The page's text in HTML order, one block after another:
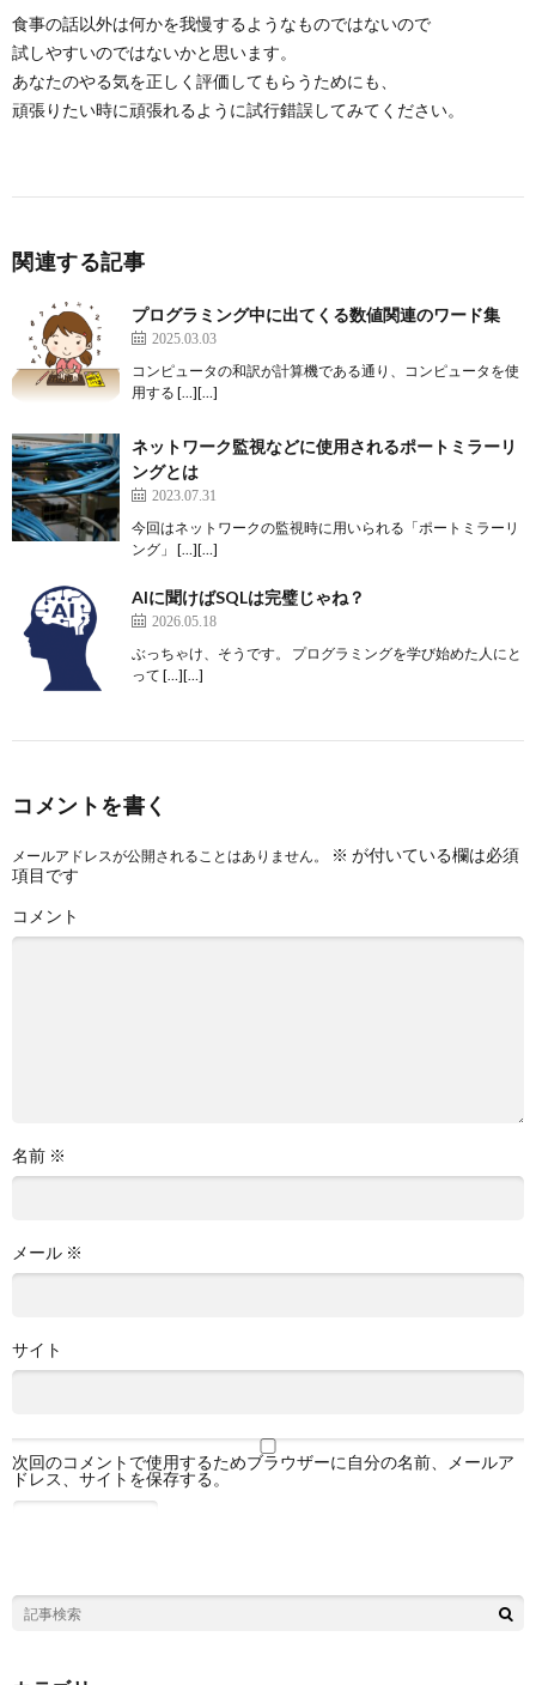
食事の話以外は何かを我慢するようなものではないので
試しやすいのではないかと思います。
あなたのやる気を正しく評価してもらうためにも、
頑張りたい時に頑張れるように試行錯誤してみてください。
関連する記事
プログラミング中に出てくる数値関連のワード集
2025.03.03
コンピュータの和訳が計算機である通り、コンピュータを使
用する […][…]
ネットワーク監視などに使用されるポートミラーリ
ングとは
2023.07.31
今回はネットワークの監視時に用いられる「ポートミラーリ
ング」 […][…]
AIに聞けばSQLは完璧じゃね？
2026.05.18
ぶっちゃけ、そうです。 プログラミングを学び始めた人にと
って […][…]
コメントを書く
メールアドレスが公開されることはありません。 ※ が付いている欄は必須
項目です
コメント
名前 ※
メール ※
サイト
次回のコメントで使用するためブラウザーに自分の名前、メールア
ドレス、サイトを保存する。